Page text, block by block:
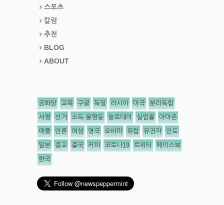
스포츠
칼럼
추천
BLOG
ABOUT
공화당 교육 구글 독일 러시아 미국 분리독립
서평 선거 소득 불평등 슬로데이 실업률 아마존
애플 언론 여성 영국 오바마 유럽 유전자 인도
일본 종교 중국 커피 코로나19 트위터 페이스북
한국